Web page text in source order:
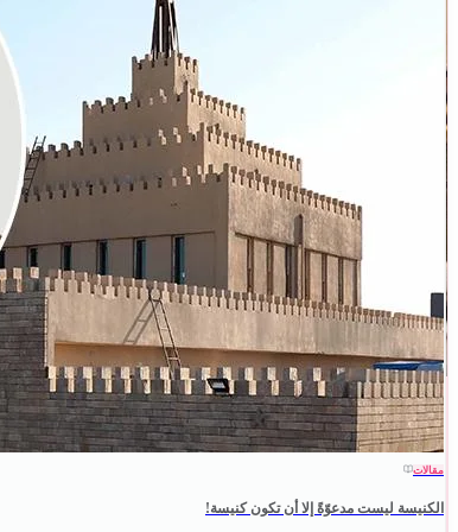
مقالات
الكنيسة ليست مدعوّةً إلا أن تكون كنيسة!